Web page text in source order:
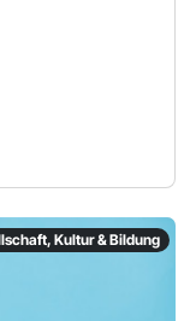
Kultur & Bildung